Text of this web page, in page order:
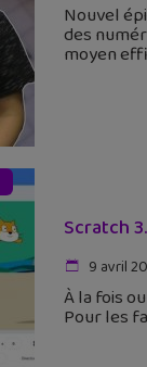
Nouvel
des
moyen
Scratch
9 avril
À la fois
Pour les